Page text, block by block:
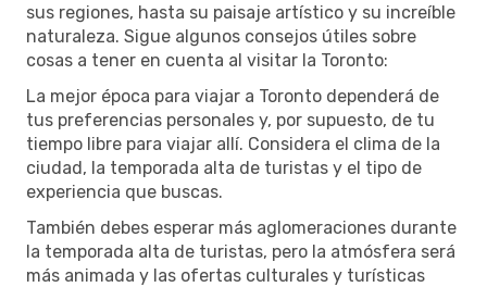
sus regiones, hasta su paisaje artístico y su increíble
naturaleza. Sigue algunos consejos útiles sobre
cosas a tener en cuenta al visitar la Toronto:
La mejor época para viajar a Toronto dependerá de
tus preferencias personales y, por supuesto, de tu
tiempo libre para viajar allí. Considera el clima de la
ciudad, la temporada alta de turistas y el tipo de
experiencia que buscas.
También debes esperar más aglomeraciones durante
la temporada alta de turistas, pero la atmósfera será
más animada y las ofertas culturales y turísticas